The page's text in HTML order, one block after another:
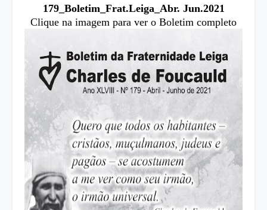
179_Boletim_Frat.Leiga_Abr. Jun.2021
Clique na imagem para ver o Boletim completo